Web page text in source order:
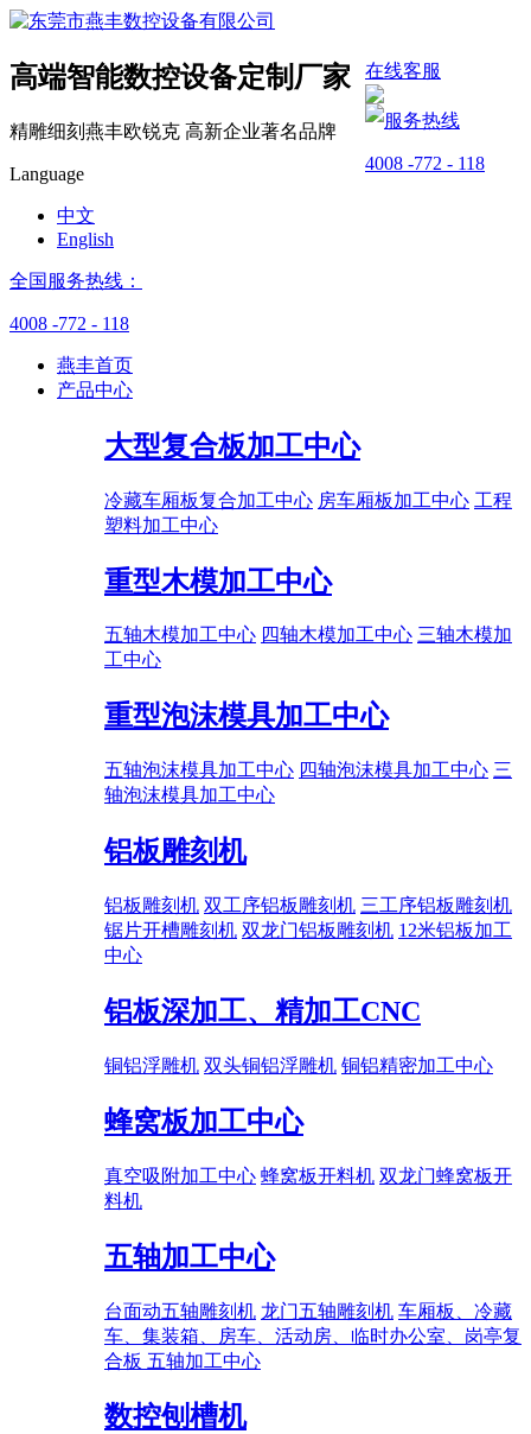
高端智能数控设备定制厂家
精雕细刻燕丰欧锐克 高新企业著名品牌
Language
中文
English
全国服务热线：
4008 -772 - 118
燕丰首页
产品中心
大型复合板加工中心
冷藏车厢板复合加工中心 房车厢板加工中心 工程
塑料加工中心
重型木模加工中心
五轴木模加工中心 四轴木模加工中心 三轴木模加
工中心
重型泡沫模具加工中心
五轴泡沫模具加工中心 四轴泡沫模具加工中心 三
轴泡沫模具加工中心
铝板雕刻机
铝板雕刻机 双工序铝板雕刻机 三工序铝板雕刻机
锯片开槽雕刻机 双龙门铝板雕刻机 12米铝板加工
中心
铝板深加工、精加工CNC
铜铝浮雕机 双头铜铝浮雕机 铜铝精密加工中心
蜂窝板加工中心
真空吸附加工中心 蜂窝板开料机 双龙门蜂窝板开
料机
五轴加工中心
台面动五轴雕刻机 龙门五轴雕刻机 车厢板、冷藏
车、集装箱、房车、活动房、临时办公室、岗亭复
合板 五轴加工中心
数控刨槽机
在线客服
服务热线
4008 -772 - 118